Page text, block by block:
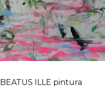
BEATUS ILLE pintura